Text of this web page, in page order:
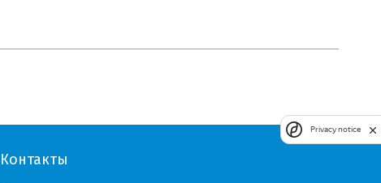
Контакты
Privacy notice